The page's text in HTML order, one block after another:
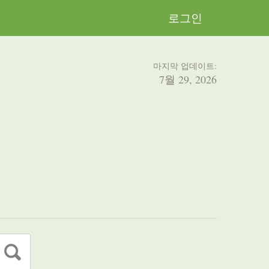
로그인
마지막 업데이트:
7월 29, 2026